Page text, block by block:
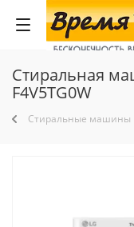
Стиральная
F4V5TG0W
Стиральные машины